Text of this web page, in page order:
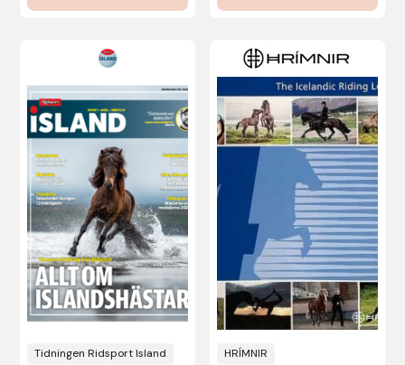
Tidningen Ridsport Island
HRÍMNIR
Nammi Godis
Natur & Kultur bokförlag
Nyttorp
Parisol
PAVO